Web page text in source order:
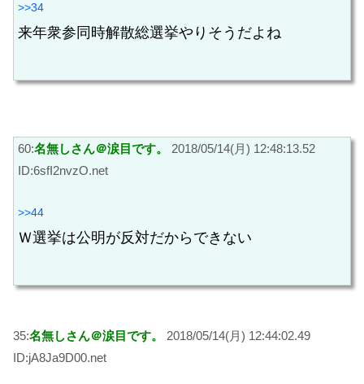
>>34
来年衆参同時解散総選挙やりそうだよね
60:名無しさん＠涙目です。
2018/05/14(月) 12:48:13.52
ID:6sfI2nvzO.net
>>44
Ｗ選挙は公明が反対だからできない
35:名無しさん＠涙目です。
2018/05/14(月) 12:44:02.49
ID:jA8Ja9D00.net